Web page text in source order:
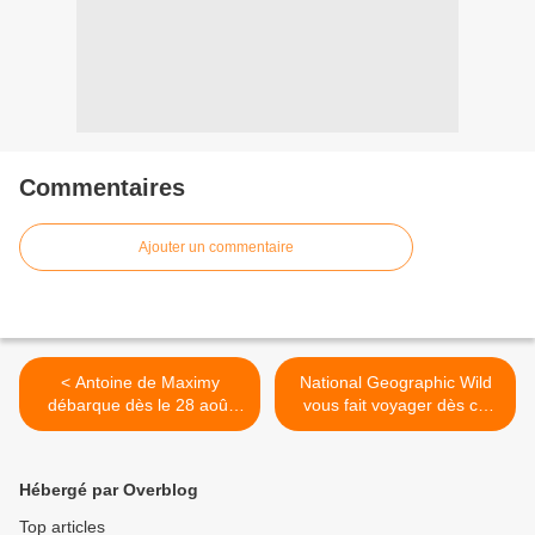
Commentaires
Ajouter un commentaire
< Antoine de Maximy
débarque dès le 28 août
avec "J'irai dormir chez
National Geographic Wild
vous fait voyager dès ce
soir au coeur de l'Asie >
Hébergé par Overblog
Top articles